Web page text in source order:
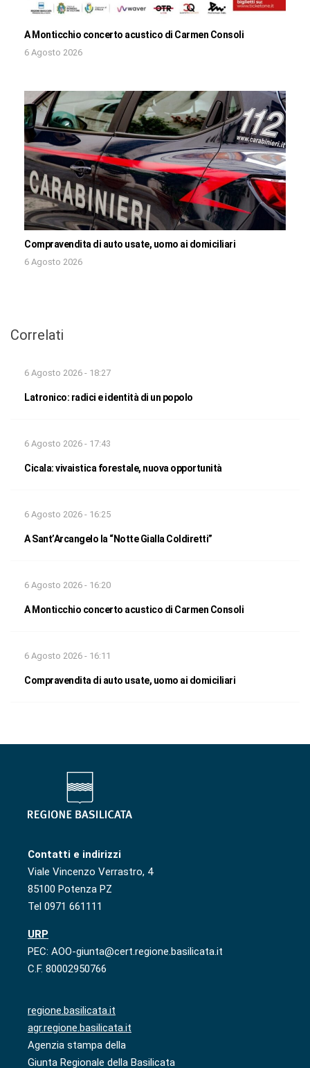
A Monticchio concerto acustico di Carmen Consoli
6 Agosto 2026
Compravendita di auto usate, uomo ai domiciliari
6 Agosto 2026
Correlati
6 Agosto 2026 - 18:27
Latronico: radici e identità di un popolo
6 Agosto 2026 - 17:43
Cicala: vivaistica forestale, nuova opportunità
6 Agosto 2026 - 16:25
A Sant’Arcangelo la “Notte Gialla Coldiretti”
6 Agosto 2026 - 16:20
A Monticchio concerto acustico di Carmen Consoli
6 Agosto 2026 - 16:11
Compravendita di auto usate, uomo ai domiciliari
Contatti e indirizzi
Viale Vincenzo Verrastro, 4
85100 Potenza PZ
Tel 0971 661111
URP
PEC: AOO-giunta@cert.regione.basilicata.it
C.F. 80002950766
regione.basilicata.it
agr.regione.basilicata.it
Agenzia stampa della
Giunta Regionale della Basilicata